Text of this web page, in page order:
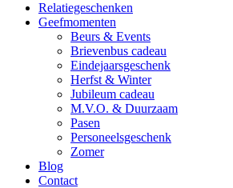
Relatiegeschenken
Geefmomenten
Beurs & Events
Brievenbus cadeau
Eindejaarsgeschenk
Herfst & Winter
Jubileum cadeau
M.V.O. & Duurzaam
Pasen
Personeelsgeschenk
Zomer
Blog
Contact